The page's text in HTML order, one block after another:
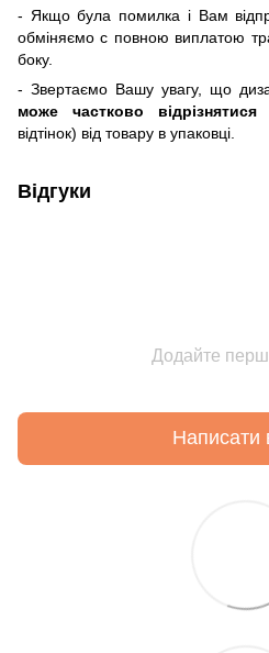
- Якщо була помилка і Вам
обміняємо c повною виплатою
боку.
- Звертаємо Вашу увагу, що
може частково відрізнятися
відтінок) від товару в упаковці.
Відгуки
Додайте
Написати